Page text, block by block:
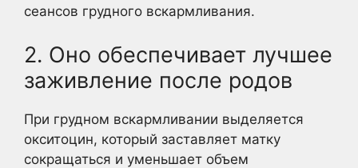
сеансов грудного вскармливания.
2. Оно обеспечивает лучшее
заживление после родов
При грудном вскармливании выделяется
окситоцин, который заставляет матку
сокращаться и уменьшает объем